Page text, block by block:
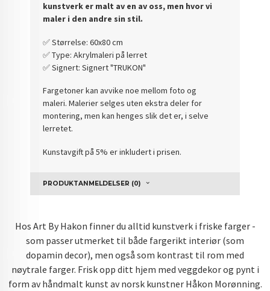
kunstverk er malt av en av oss, men hvor vi
maler i den andre sin stil.
✅️ Størrelse: 60x80 cm
✅️ Type: Akrylmaleri på lerret
✅️ Signert: Signert "TRUKON"
Fargetoner kan avvike noe mellom foto og
maleri. Malerier selges uten ekstra deler for
montering, men kan henges slik det er, i selve
lerretet.
Kunstavgift på 5% er inkludert i prisen.
PRODUKTANMELDELSER (0)
Hos Art By Hakon finner du alltid kunstverk i friske farger -
som passer utmerket til både fargerikt interiør (som
dopamin decor), men også som kontrast til rom med
nøytrale farger. Frisk opp ditt hjem med veggdekor og pynt i
form av håndmalt kunst av norsk kunstner Håkon Morønning.